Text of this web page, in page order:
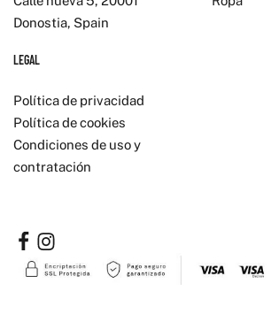
Donostia, Spain
LEGAL
Política de privacidad
Política de cookies
Condiciones de uso y
contratación